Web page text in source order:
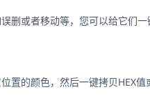
删或者移动等，您可以给它们一
置的颜色，然后一键拷贝HEX值